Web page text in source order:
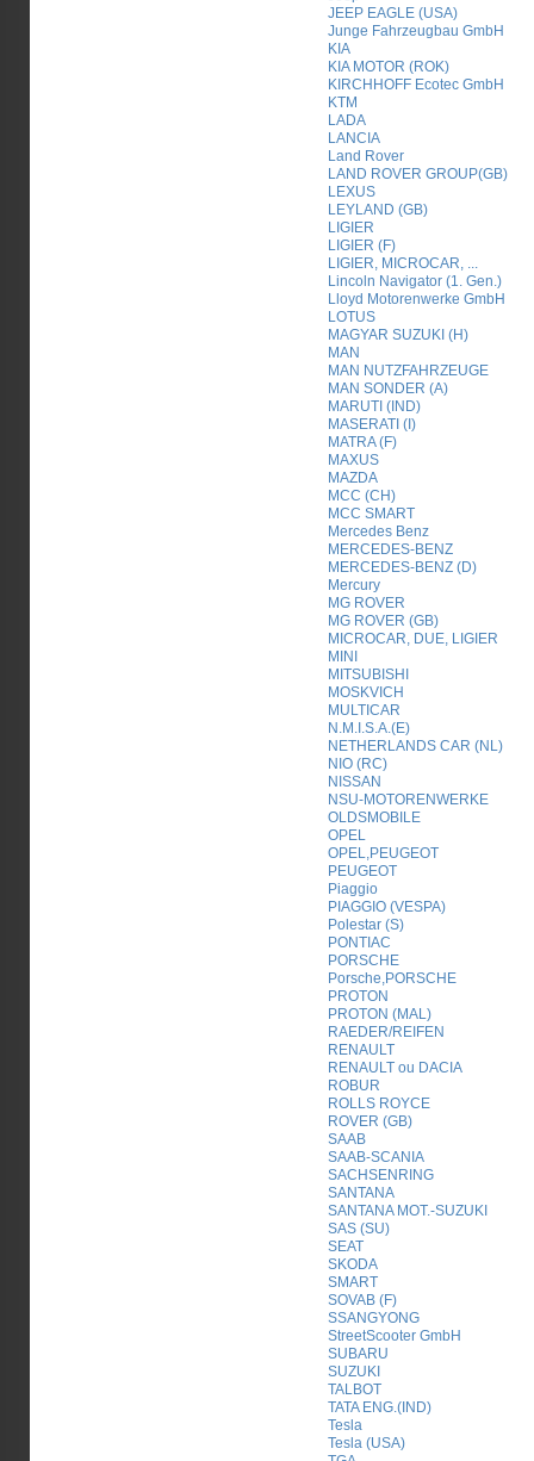
JEEP EAGLE (USA)
Junge Fahrzeugbau GmbH
KIA
KIA MOTOR (ROK)
KIRCHHOFF Ecotec GmbH
KTM
LADA
LANCIA
Land Rover
LAND ROVER GROUP(GB)
LEXUS
LEYLAND (GB)
LIGIER
LIGIER (F)
LIGIER, MICROCAR, ...
Lincoln Navigator (1. Gen.)
Lloyd Motorenwerke GmbH
LOTUS
MAGYAR SUZUKI (H)
MAN
MAN NUTZFAHRZEUGE
MAN SONDER (A)
MARUTI (IND)
MASERATI (I)
MATRA (F)
MAXUS
MAZDA
MCC (CH)
MCC SMART
Mercedes Benz
MERCEDES-BENZ
MERCEDES-BENZ (D)
Mercury
MG ROVER
MG ROVER (GB)
MICROCAR, DUE, LIGIER
MINI
MITSUBISHI
MOSKVICH
MULTICAR
N.M.I.S.A.(E)
NETHERLANDS CAR (NL)
NIO (RC)
NISSAN
NSU-MOTORENWERKE
OLDSMOBILE
OPEL
OPEL,PEUGEOT
PEUGEOT
Piaggio
PIAGGIO (VESPA)
Polestar (S)
PONTIAC
PORSCHE
Porsche,PORSCHE
PROTON
PROTON (MAL)
RAEDER/REIFEN
RENAULT
RENAULT ou DACIA
ROBUR
ROLLS ROYCE
ROVER (GB)
SAAB
SAAB-SCANIA
SACHSENRING
SANTANA
SANTANA MOT.-SUZUKI
SAS (SU)
SEAT
SKODA
SMART
SOVAB (F)
SSANGYONG
StreetScooter GmbH
SUBARU
SUZUKI
TALBOT
TATA ENG.(IND)
Tesla
Tesla (USA)